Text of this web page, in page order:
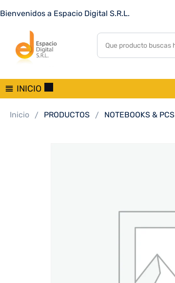
Bienvenidos a Espacio Digital S.R.L.
INICIO
Inicio PRODUCTOS NOTEBOOKS & PCS